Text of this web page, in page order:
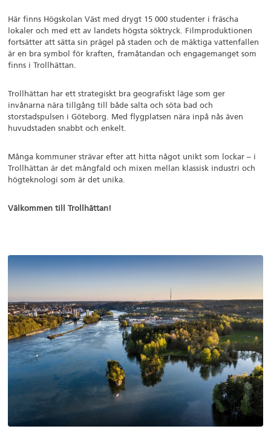
Här finns Högskolan Väst med drygt 15 000 studenter i fräscha
lokaler och med ett av landets högsta söktryck. Filmproduktionen
fortsätter att sätta sin prägel på staden och de mäktiga vattenfallen
är en bra symbol för kraften, framåtandan och engagemanget som
finns i Trollhättan.
Trollhättan har ett strategiskt bra geografiskt läge som ger
invånarna nära tillgång till både salta och söta bad och
storstadspulsen i Göteborg. Med flygplatsen nära inpå nås även
huvudstaden snabbt och enkelt.
Många kommuner strävar efter att hitta något unikt som lockar – i
Trollhättan är det mångfald och mixen mellan klassisk industri och
högteknologi som är det unika.
Välkommen till Trollhättan!